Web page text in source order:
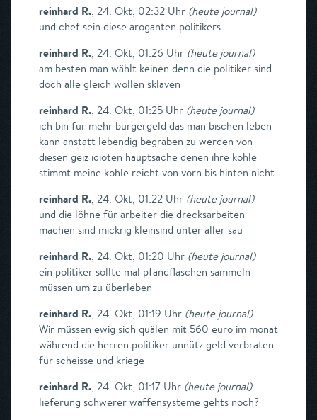
reinhard R., 24. Okt, 02:32 Uhr (heute journal)
und chef sein diese aroganten politikers
reinhard R., 24. Okt, 01:26 Uhr (heute journal)
am besten man wählt keinen denn die politiker sind
doch alle gleich wollen sklaven
reinhard R., 24. Okt, 01:25 Uhr (heute journal)
ich bin für mehr bürgergeld das man bischen leben
kann anstatt lebendig begraben zu werden von
diesen geiz idioten hauptsache denen ihre kohle
stimmt meine kohle reicht von vorn bis hinten nicht
reinhard R., 24. Okt, 01:22 Uhr (heute journal)
und die löhne für arbeiter die drecksarbeiten
machen sind mickrig kleinsind unter aller sau
reinhard R., 24. Okt, 01:20 Uhr (heute journal)
ein politiker sollte mal pfandflaschen sammeln
müssen um zu überleben
reinhard R., 24. Okt, 01:19 Uhr (heute journal)
Wir müssen ewig sich quälen mit 560 euro im monat
während die herren politiker unnütz geld verbraten
für scheisse und kriege
reinhard R., 24. Okt, 01:17 Uhr (heute journal)
lieferung schwerer waffensysteme gehts noch?